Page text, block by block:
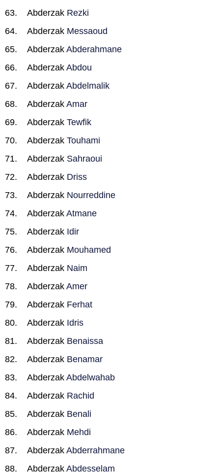
Abderzak Rezki
Abderzak Messaoud
Abderzak Abderahmane
Abderzak Abdou
Abderzak Abdelmalik
Abderzak Amar
Abderzak Tewfik
Abderzak Touhami
Abderzak Sahraoui
Abderzak Driss
Abderzak Nourreddine
Abderzak Atmane
Abderzak Idir
Abderzak Mouhamed
Abderzak Naim
Abderzak Amer
Abderzak Ferhat
Abderzak Idris
Abderzak Benaissa
Abderzak Benamar
Abderzak Abdelwahab
Abderzak Rachid
Abderzak Benali
Abderzak Mehdi
Abderzak Abderrahmane
Abderzak Abdesselam